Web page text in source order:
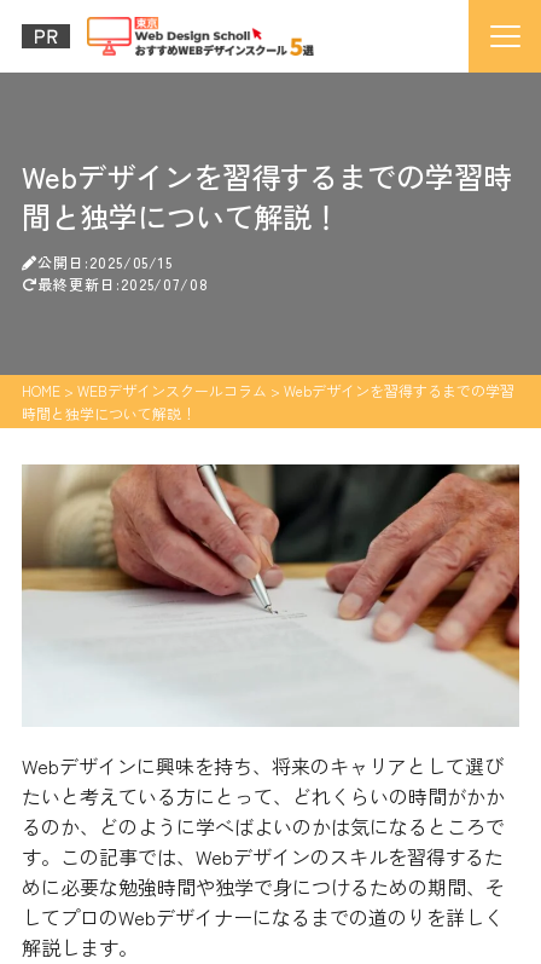
Webデザインを習得するまでの学習時
間と独学について解説！
公開日:2025/05/15
最終更新日:2025/07/08
HOME> WEBデザインスクールコラム > Webデザインを習得するまでの学習
時間と独学について解説！
Webデザインに興味を持ち、将来のキャリアとして選び
たいと考えている方にとって、どれくらいの時間がかか
るのか、どのように学べばよいのかは気になるところで
す。この記事では、Webデザインのスキルを習得するた
めに必要な勉強時間や独学で身につけるための期間、そ
してプロのWebデザイナーになるまでの道のりを詳しく
解説します。